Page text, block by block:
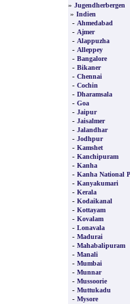
» Jugendherbergen
» Indien
- Ahmedabad
- Ajmer
- Alappuzha
- Alleppey
- Bangalore
- Bikaner
- Chennai
- Cochin
- Dharamsala
- Goa
- Jaipur
- Jaisalmer
- Jalandhar
- Jodhpur
- Kamshet
- Kanchipuram
- Kanha
- Kanha National
- Kanyakumari
- Kerala
- Kodaikanal
- Kottayam
- Kovalam
- Lonavala
- Madurai
- Mahabalipuram
- Manali
- Mumbai
- Munnar
- Mussoorie
- Muttukadu
- Mysore